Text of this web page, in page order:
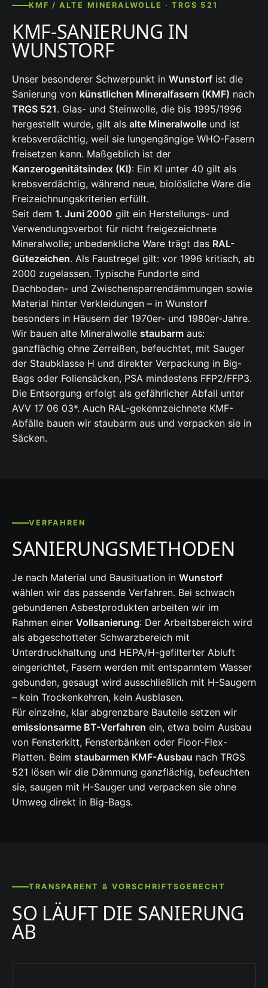
KMF / ALTE MINERALWOLLE · TRGS 521
KMF-SANIERUNG IN
WUNSTORF
Unser besonderer Schwerpunkt in Wunstorf ist die
Sanierung von künstlichen Mineralfasern (KMF) nach
TRGS 521. Glas- und Steinwolle, die bis 1995/1996
hergestellt wurde, gilt als alte Mineralwolle und ist
krebsverdächtig, weil sie lungengängige WHO-Fasern
freisetzen kann. Maßgeblich ist der
Kanzerogenitätsindex (KI): Ein KI unter 40 gilt als
krebsverdächtig, während neue, biolösliche Ware die
Freizeichnungskriterien erfüllt.
Seit dem 1. Juni 2000 gilt ein Herstellungs- und
Verwendungsverbot für nicht freigezeichnete
Mineralwolle; unbedenkliche Ware trägt das RAL-
Gütezeichen. Als Faustregel gilt: vor 1996 kritisch, ab
2000 zugelassen. Typische Fundorte sind
Dachboden- und Zwischensparrendämmungen sowie
Material hinter Verkleidungen – in Wunstorf
besonders in Häusern der 1970er- und 1980er-Jahre.
Wir bauen alte Mineralwolle staubarm aus:
ganzflächig ohne Zerreißen, befeuchtet, mit Sauger
der Staubklasse H und direkter Verpackung in Big-
Bags oder Foliensäcken, PSA mindestens FFP2/FFP3.
Die Entsorgung erfolgt als gefährlicher Abfall unter
AVV 17 06 03*. Auch RAL-gekennzeichnete KMF-
Abfälle bauen wir staubarm aus und verpacken sie in
Säcken.
VERFAHREN
SANIERUNGSMETHODEN
Je nach Material und Bausituation in Wunstorf
wählen wir das passende Verfahren. Bei schwach
gebundenen Asbestprodukten arbeiten wir im
Rahmen einer Vollsanierung: Der Arbeitsbereich wird
als abgeschotteter Schwarzbereich mit
Unterdruckhaltung und HEPA/H-gefilterter Abluft
eingerichtet, Fasern werden mit entspanntem Wasser
gebunden, gesaugt wird ausschließlich mit H-Saugern
– kein Trockenkehren, kein Ausblasen.
Für einzelne, klar abgrenzbare Bauteile setzen wir
emissionsarme BT-Verfahren ein, etwa beim Ausbau
von Fensterkitt, Fensterbänken oder Floor-Flex-
Platten. Beim staubarmen KMF-Ausbau nach TRGS
521 lösen wir die Dämmung ganzflächig, befeuchten
sie, saugen mit H-Sauger und verpacken sie ohne
Umweg direkt in Big-Bags.
TRANSPARENT & VORSCHRIFTSGERECHT
SO LÄUFT DIE SANIERUNG
AB